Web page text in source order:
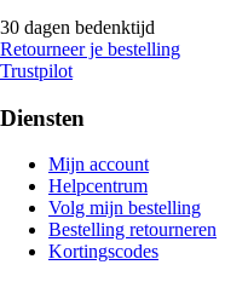
30 dagen bedenktijd
Retourneer je bestelling
Trustpilot
Diensten
Mijn account
Helpcentrum
Volg mijn bestelling
Bestelling retourneren
Kortingscodes